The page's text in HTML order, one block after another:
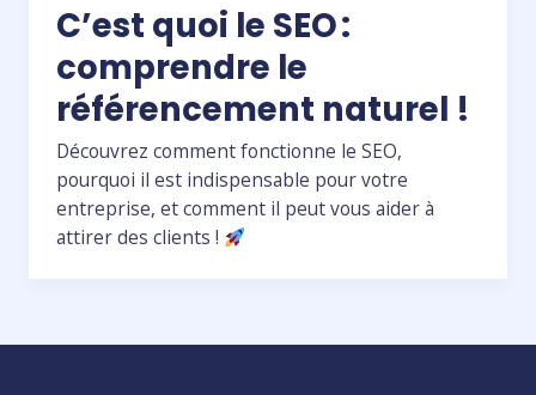
C’est quoi le SEO :
comprendre le
référencement naturel !
Découvrez comment fonctionne le SEO,
pourquoi il est indispensable pour votre
entreprise, et comment il peut vous aider à
attirer des clients !